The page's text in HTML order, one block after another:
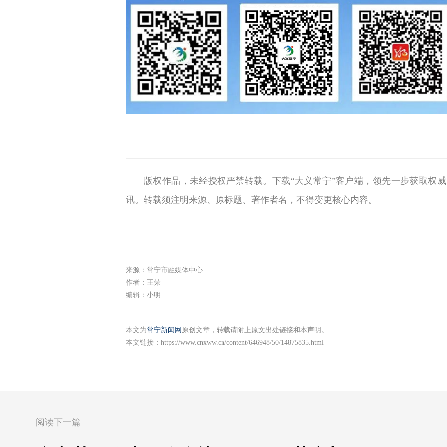
版权作品，未经授权严禁转载。下载“大义常宁”客户端，领先一步获取权
讯。转载须注明来源、原标题、著作者名，不得变更核心内容。
来源：常宁市融媒体中心
作者：王荣
编辑：小明
本文为常宁新闻网 原创文章，转载请附上原文出处链接和本声明。
本文链接： https://www.cnxww.cn/content/646948/50/14875835.html
阅读下一篇